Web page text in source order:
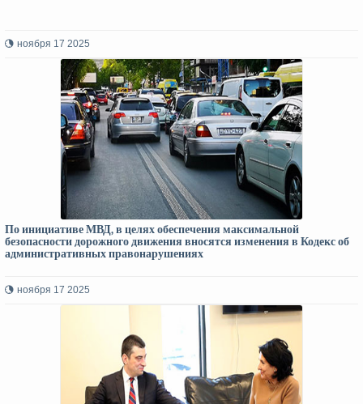
ноября 17 2025
По инициативе МВД, в целях обеспечения максимальной
безопасности дорожного движения вносятся изменения в Кодекс об
административных правонарушениях
ноября 17 2025